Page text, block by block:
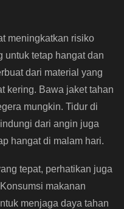
meningkatkan risiko
untuk tetap hangat dan
dari material yang
kering. Bawa jaket tahan
mungkin. Tidur di
dari angin juga
hangat di malam hari.
tepat, perhatikan juga
makanan
menjaga daya tahan